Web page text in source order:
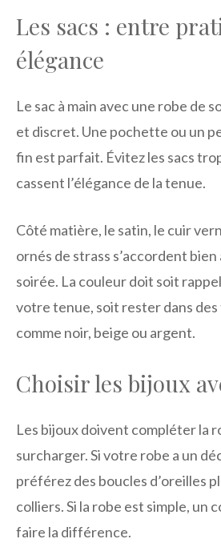
Les sacs : entre
élégance
Le sac à main avec une robe de
et discret. Une pochette ou un
fin est parfait. Évitez les sacs
cassent l’élégance de la tenue.
Côté matière, le satin, le cuir
ornés de strass s’accordent
soirée. La couleur doit soit
votre tenue, soit rester dans
comme noir, beige ou argent.
Choisir les bijoux
Les bijoux doivent compléter la
surcharger. Si votre robe a un
préférez des boucles d’oreilles
colliers. Si la robe est simple, un
faire la différence.